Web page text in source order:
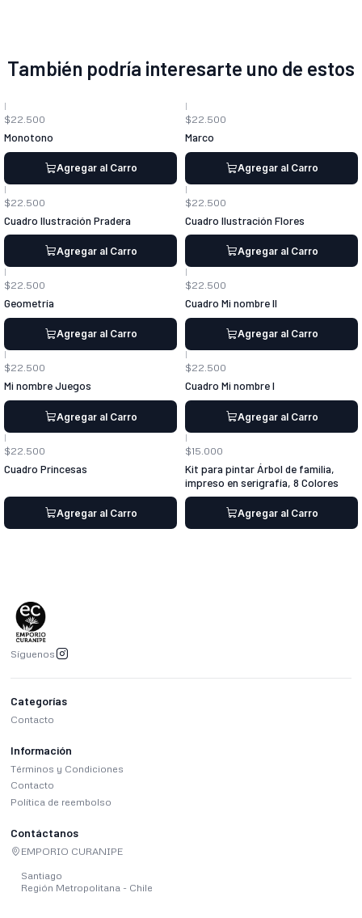
También podría interesarte uno de estos
$22.500
Monotono
Agregar al Carro
$22.500
Marco
Agregar al Carro
|
$22.500
Cuadro Ilustración Pradera
Agregar al Carro
|
$22.500
Cuadro Ilustración Flores
Agregar al Carro
|
$22.500
Geometría
Agregar al Carro
|
$22.500
Cuadro Mi nombre II
Agregar al Carro
$22.500
Mi nombre Juegos
Agregar al Carro
$22.500
Cuadro Mi nombre I
Agregar al Carro
|
$22.500
Cuadro Princesas
Agregar al Carro
|
$15.000
Kit para pintar Árbol de familia,
impreso en serigrafía, 8 Colores
Agregar al Carro
Síguenos
Categorías
Contacto
Información
Términos y Condiciones
Contacto
Política de reembolso
Contáctanos
EMPORIO CURANIPE
Santiago
Región Metropolitana - Chile